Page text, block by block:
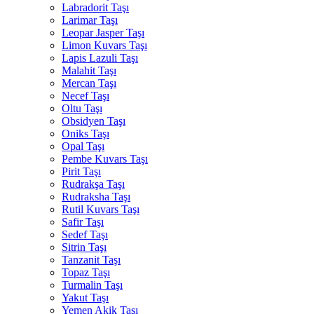
Labradorit Taşı
Larimar Taşı
Leopar Jasper Taşı
Limon Kuvars Taşı
Lapis Lazuli Taşı
Malahit Taşı
Mercan Taşı
Necef Taşı
Oltu Taşı
Obsidyen Taşı
Oniks Taşı
Opal Taşı
Pembe Kuvars Taşı
Pirit Taşı
Rudrakşa Taşı
Rudraksha Taşı
Rutil Kuvars Taşı
Safir Taşı
Sedef Taşı
Sitrin Taşı
Tanzanit Taşı
Topaz Taşı
Turmalin Taşı
Yakut Taşı
Yemen Akik Taşı